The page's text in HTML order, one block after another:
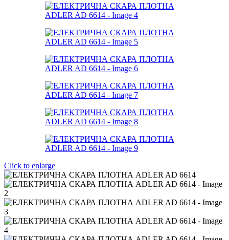
Click to enlarge